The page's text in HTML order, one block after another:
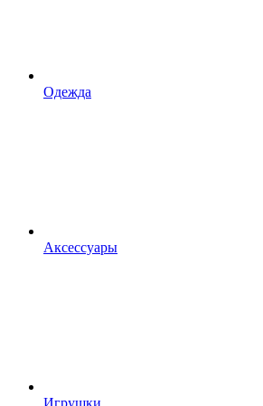
Одежда
Аксессуары
Игрушки